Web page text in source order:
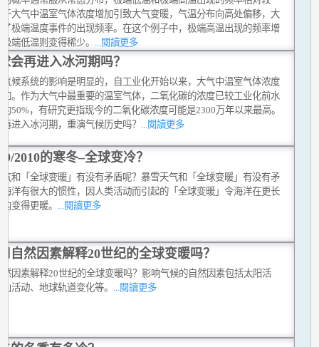
于大气中温室气体浓度增加引致大气变暖，气温分布向高处偏移，大
了极端温度事件的出现频率。在这个例子中，极端高温出现的频率增
端低温则变得稀少。 ...閱讀更多
会再进入冰河期吗？
气候系统的影响是明显的，自工业化开始以来，大气中温室气体浓度
。作为大气中最重要的温室气体，二氧化碳的浓度已较工业化前水
50%，有研究更指现今的二氧化碳浓度可能是2300万年以来最高。
进入冰河期，重演气候历史吗？
...閱讀更多
2010的寒冬–全球变冷？
气和「全球变暖」有没有矛盾呢？暴雪天气和「全球变暖」有没有矛
海洋有很大的惯性，因人类活动而引起的「全球变暖」令海洋在更长
变得更暖。 ...閱讀更多
自然因素解释20世纪的全球变暖吗？
因素解释20世纪的全球变暖吗？影响气候的自然因素包括太阳活
活动、地球轨道变化等。
...閱讀更多